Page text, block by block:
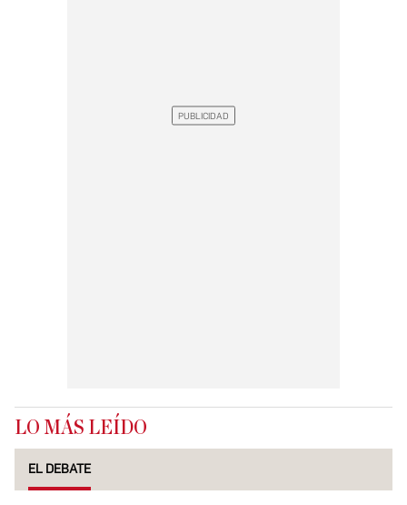
LO MÁS LEÍDO
EL DEBATE